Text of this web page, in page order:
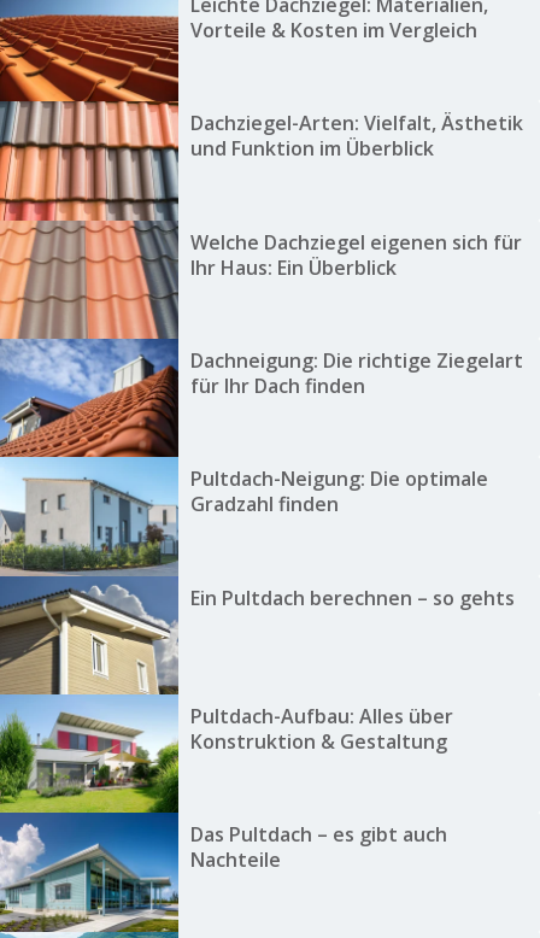
Vorteile & Kosten im Vergleich
Dachziegel-Arten: Vielfalt, Ästhetik
und Funktion im Überblick
Welche Dachziegel eigenen sich für
Ihr Haus: Ein Überblick
Dachneigung: Die richtige Ziegelart
für Ihr Dach finden
Pultdach-Neigung: Die optimale
Gradzahl finden
Ein Pultdach berechnen – so gehts
Pultdach-Aufbau: Alles über
Konstruktion & Gestaltung
Das Pultdach – es gibt auch
Nachteile